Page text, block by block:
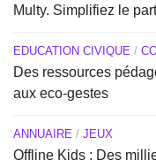
Multy. Simplifiez le
EDUCATION CIVIQUE /
Des ressources
aux eco-gestes
ANNUAIRE / JEUX
Offline Kids : Des